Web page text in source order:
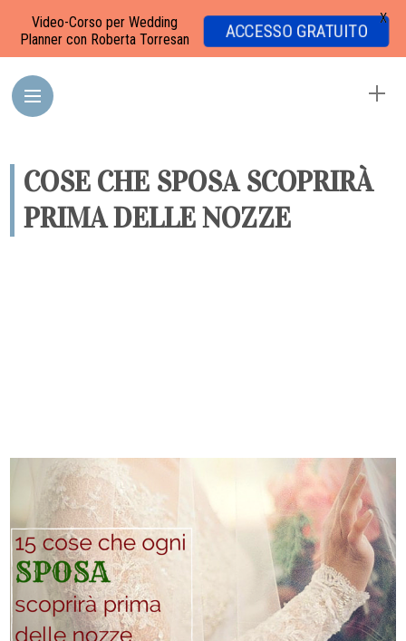
COSE CHE SPOSA SCOPRIRÀ
PRIMA DELLE NOZZE
Video-Corso per Wedding
Planner con Roberta Torresan
ACCESSO GRATUITO
X